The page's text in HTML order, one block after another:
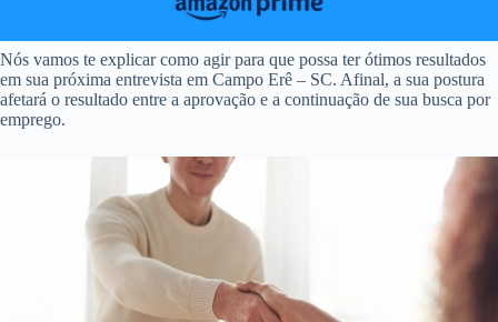
Nós vamos te explicar como agir para que possa ter ótimos resultados
em sua próxima entrevista em Campo Erê – SC. Afinal, a sua postura
afetará o resultado entre a aprovação e a continuação de sua busca por
emprego.